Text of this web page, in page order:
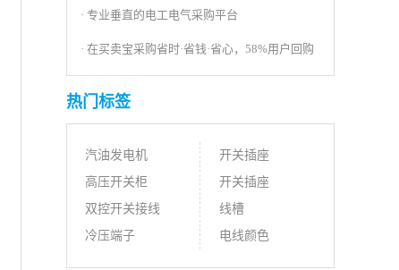
· 专业垂直的电工电气采购平台
· 在买卖宝采购省时·省钱·省心，58%用户回购
热门标签
汽油发电机
高压开关柜
双控开关接线
冷压端子
开关插座
开关插座
线槽
电线颜色